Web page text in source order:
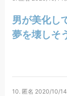
男が美化し
夢を壊しそ
10. 匿名 2020/10/